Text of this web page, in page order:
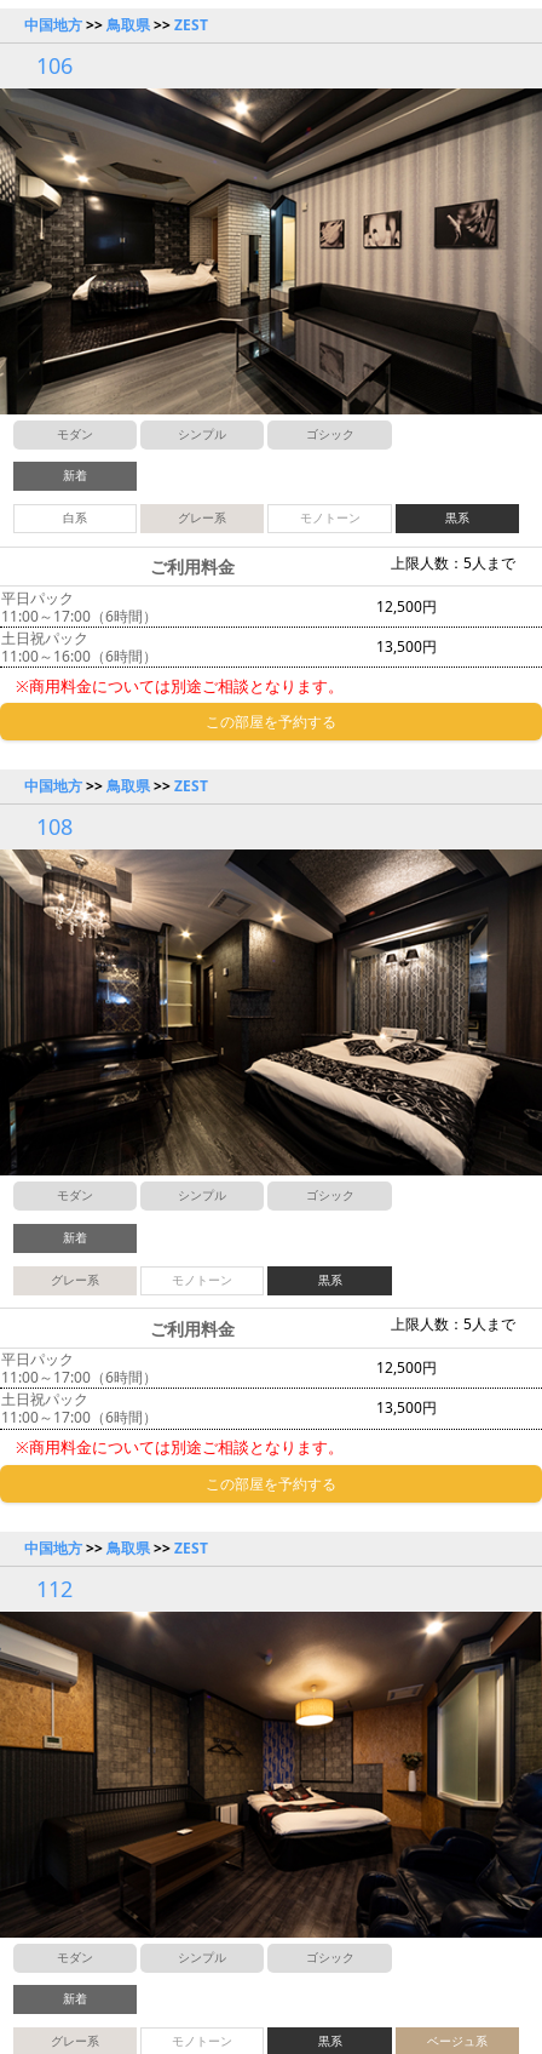
中国地方>>鳥取県>>ZEST
106
モダン シンプル ゴシック
新着
白系 グレー系 モノトーン 黒系
上限人数：5人まで
ご利用料金
平日パック
11:00～17:00（6時間）
12,500円
土日祝パック
11:00～16:00（6時間）
13,500円
※商用料金については別途ご相談となります。
この部屋を予約する
中国地方>>鳥取県>>ZEST
108
モダン シンプル ゴシック
新着
グレー系 モノトーン 黒系
上限人数：5人まで
ご利用料金
平日パック
11:00～17:00（6時間）
12,500円
土日祝パック
11:00～17:00（6時間）
13,500円
※商用料金については別途ご相談となります。
この部屋を予約する
中国地方>>鳥取県>>ZEST
112
モダン シンプル ゴシック
新着
グレー系 モノトーン 黒系 ベージュ系